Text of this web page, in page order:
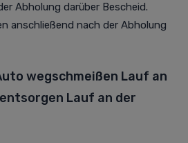
Abholung darüber Bescheid.
anschließend nach der Abholung
wegschmeißen Lauf an
Lauf an der